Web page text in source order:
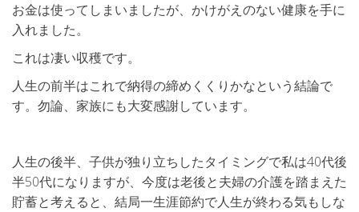
お金は使ってしまいましたが、かけがえのない健康を手に
入れました。
これは凄い収穫です。
人生の前半はこれで納得の締めくくりかなという結論で
す。勿論、家族にも大変感謝しています。
人生の後半、子供が独り立ちしたタイミングで私は40代後
半50代になりますが、今度は老後と夫婦の介護を踏まえた
貯蓄と考えると、結局一生涯節約で人生が終わる気もしな